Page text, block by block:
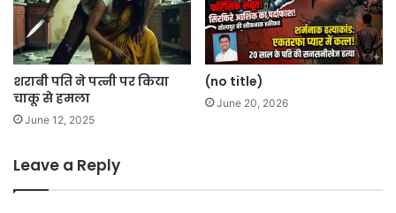
शराबी पति ने पत्नी पर किया
चाकू से हमला
June 12, 2025
(no title)
June 20, 2026
Leave a Reply